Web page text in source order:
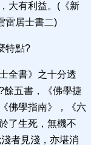
大有利益。(《新
雷居士書二)
特點?
全書》之十分透
餘五書，《佛學捷
佛學指南》，《六
了生死，無機不
者見淺，亦堪消